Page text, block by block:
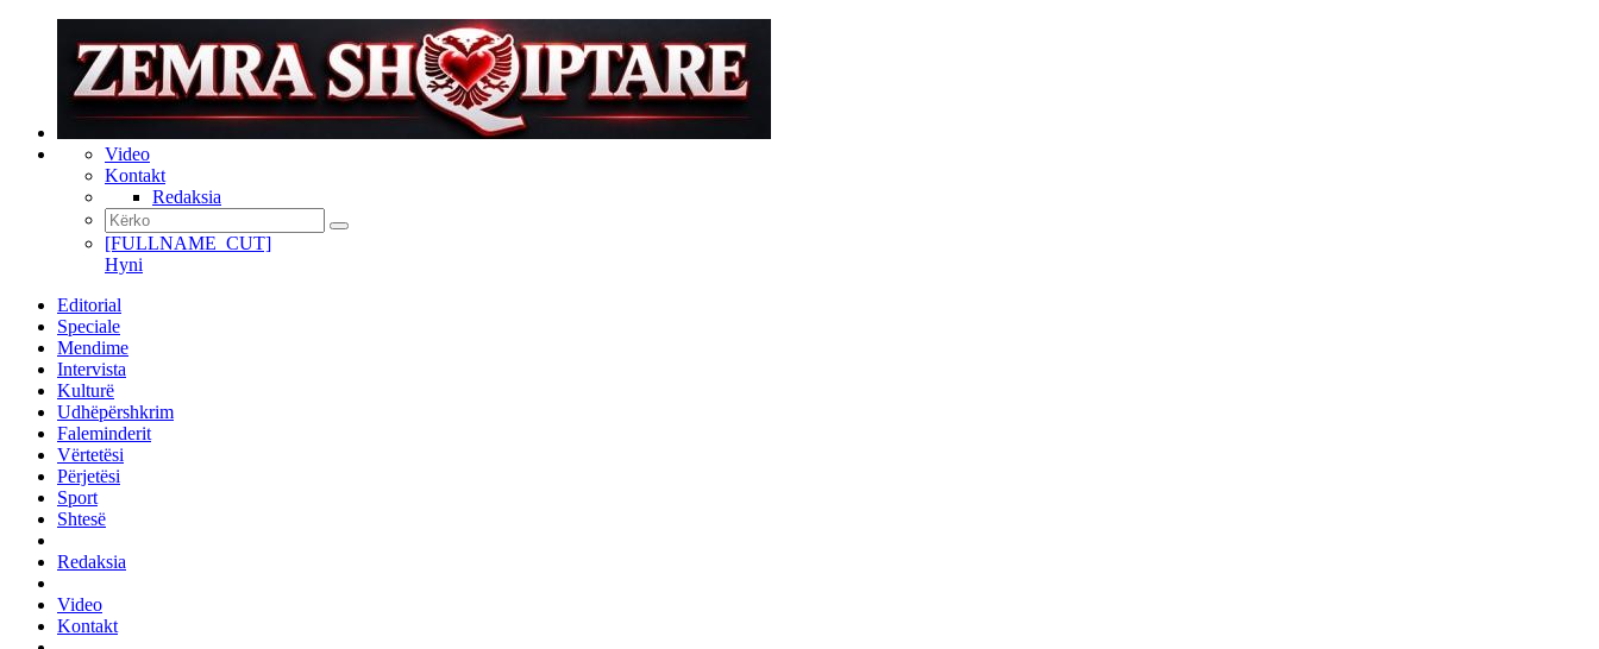
Video
Kontakt
Redaksia
[FULLNAME_CUT]
Hyni
Editorial
Speciale
Mendime
Intervista
Kulturë
Udhëpërshkrim
Faleminderit
Vërtetësi
Përjetësi
Sport
Shtesë
Redaksia
Video
Kontakt